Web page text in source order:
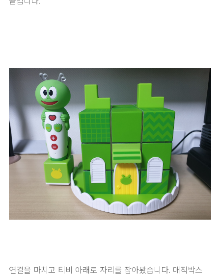
연결을 마치고 티비 아래로 자리를 잡아봤습니다. 매직박스